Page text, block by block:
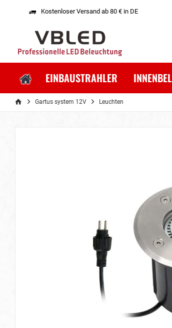
Kostenloser Versand ab 80 € in DE
EINBAUSTRAHLER
Gartus system 12V Leuchten